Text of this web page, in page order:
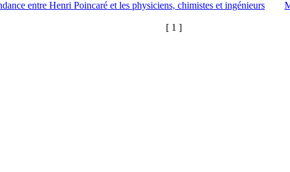
entre Henri Poincaré et les physiciens, chimistes et ingénieurs
[ 1 ]